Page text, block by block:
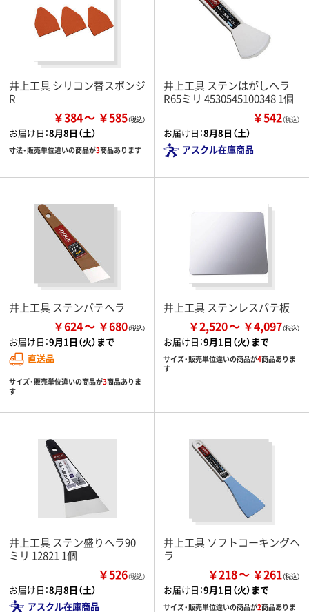
井上工具 シリコン替スポンジ
R
￥384 ￥585
お届け日：8月8日（土）
寸法・販売単位違いの商品が3商品あります
井上工具 ステンはがしヘラ
R65ミリ 4530545100348 1個
￥542（税込）
お届け日：8月8日（土）
アスクル在庫商品
井上工具 ステンパテヘラ
￥624 ￥680
お届け日：9月1日（火）まで
直送品
サイズ・販売単位違いの商品が3商品ありま
す
井上工具 ステンレスパテ板
￥2,520 ￥4,097
お届け日：9月1日（火）まで
サイズ・販売単位違いの商品が4商品ありま
す
井上工具 ステン盛りヘラ90
ミリ 12821 1個
￥526（税込）
お届け日：8月8日（土）
アスクル在庫商品
井上工具 ソフトコーキングヘ
ラ
￥218 ￥261
お届け日：9月1日（火）まで
サイズ・販売単位違いの商品が2商品ありま